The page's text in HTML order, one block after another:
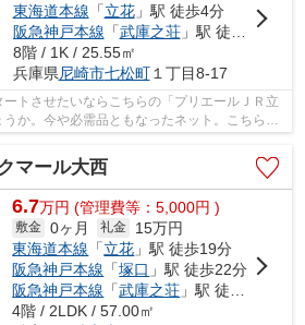
東海道本線 「立花」駅 徒歩4分
阪急神戸本線 「武庫之荘」駅 徒歩30分
8階 / 1K / 25.55㎡
兵庫県尼崎市七松町１丁目8-17
トさせたいならこちらの「プリエールＪＲ立
か。今や必需品ともなったネット。こちらは
マール大西
6.7万円 (管理費等：5,000円 )
敷金 0ヶ月 礼金
15万円
東海道本線 「立花 」駅 徒歩19分
阪急神戸本線 「塚口 」駅 徒歩22分
阪急神戸本線 「武庫之荘 」駅 徒歩33分
4階 / 2LDK / 57.00㎡